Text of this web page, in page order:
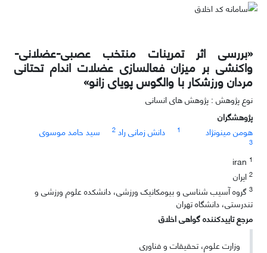
«بررسی اثر تمرینات منتخب عصبی-عضلانی-
واکنشی بر میزان فعالسازی عضلات اندام تحتانی
مردان ورزشکار با والگوس پویای زانو»
نوع پژوهش : پژوهش های انسانی
پژوهشگران
هومن مینونژاد
1 دانش زمانی راد 2 سید حامد موسوی
3
1
2 ایران
3 گروه آسیب شناسی و بیومکانیک ورزشی، دانشکده علوم ورزشی و
تندرستی، دانشگاه تهران
مرجع تاییدکننده گواهی اخلاق
وزارت علوم، تحقیقات و فناوری